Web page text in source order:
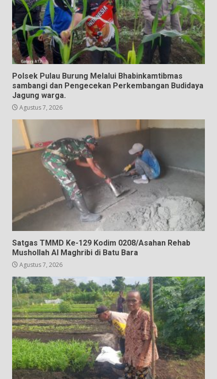
Polsek Pulau Burung Melalui Bhabinkamtibmas
sambangi dan Pengecekan Perkembangan Budidaya
Jagung warga.
Agustus 7, 2026
Satgas TMMD Ke-129 Kodim 0208/Asahan Rehab
Mushollah Al Maghribi di Batu Bara
Agustus 7, 2026